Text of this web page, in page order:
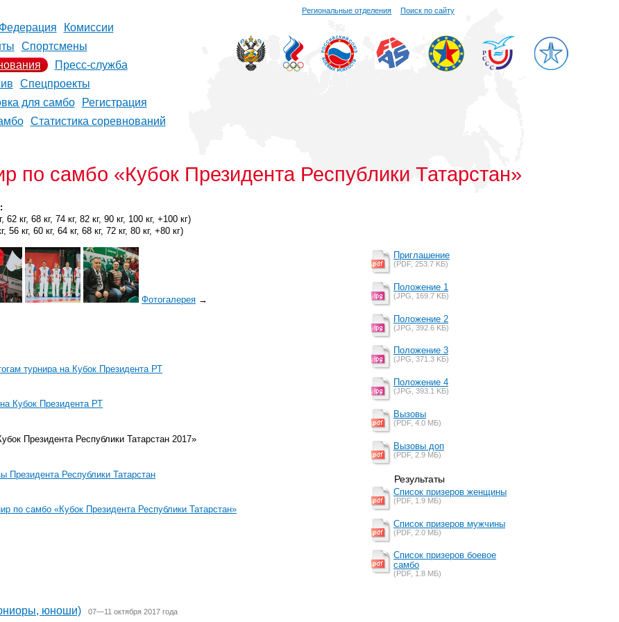
Региональные отделения Поиск по сайту
Федерация
Комиссии
Спортсмены
Пресс-служба
Спецпроекты
для самбо
Регистрация
Статистика соревнований
по самбо «Кубок Президента Республики Татарстан»
кг, 68 кг, 74 кг, 82 кг, 90 кг, 100 кг, +100 кг)
кг, 60 кг, 64 кг, 68 кг, 72 кг, 80 кг, +80 кг)
Фотогалерея →
турнира на Кубок Президента РТ
Кубок Президента РТ
Президента Республики Татарстан 2017»
Президента Республики Татарстан
по самбо «Кубок Президента Республики Татарстан»
Приглашение
(PDF, 253.7 KБ)
Положение 1
(JPG, 169.7 KБ)
Положение 2
(JPG, 392.6 KБ)
Положение 3
(JPG, 371.3 KБ)
Положение 4
(JPG, 393.1 KБ)
Вызовы
(PDF, 4.0 MБ)
Вызовы доп
(PDF, 2.9 MБ)
Результаты
Список призеров женщины
(PDF, 1.9 MБ)
Список призеров мужчины
(PDF, 2.0 MБ)
Список призеров боевое
самбо
(PDF, 1.8 MБ)
юноши) 07—11 октября 2017 года